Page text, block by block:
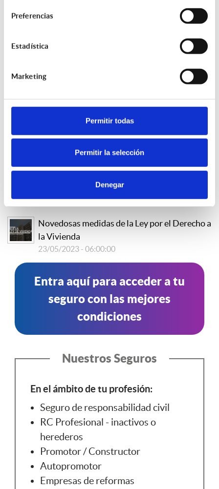
Preferencias
Estadística
Marketing
Permitir todas
Permitir la selección
Denegar
Servicio Público de Justicia
Revisión de Contratos de Seguros
Oferta de Empleo - Suscriptor de Seguros
Renovación de los Contratos de Seguro y su
¿Conoces los beneficios de contratar un
Novedosas medidas de la Ley por el Derecho a
la Vivienda
23/05/2023 - 06:00:00
Entra aquí para acceder a tu
seguro con las mejores
condiciones
Nuestros Seguros
En el ámbito de tu profesión:
Seguro de responsabilidad civil
RC Profesional - inactivos o
herederos
Promotor / Constructor
Autopromotor
Empresas de reformas